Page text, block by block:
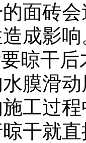
面砖
成影响
晾干
膜滑
工过
干就